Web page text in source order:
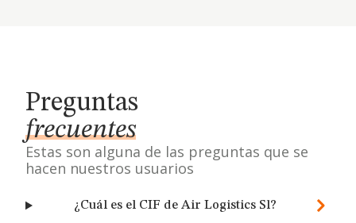
Preguntas
frecuentes
Estas son alguna de las preguntas que se
hacen nuestros usuarios
¿Cuál es el CIF de Air Logistics Sl?